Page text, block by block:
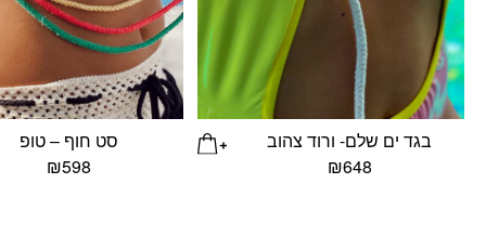
בגד ים שלם- ורוד צהוב
₪648
סט חוף – טופ
₪598